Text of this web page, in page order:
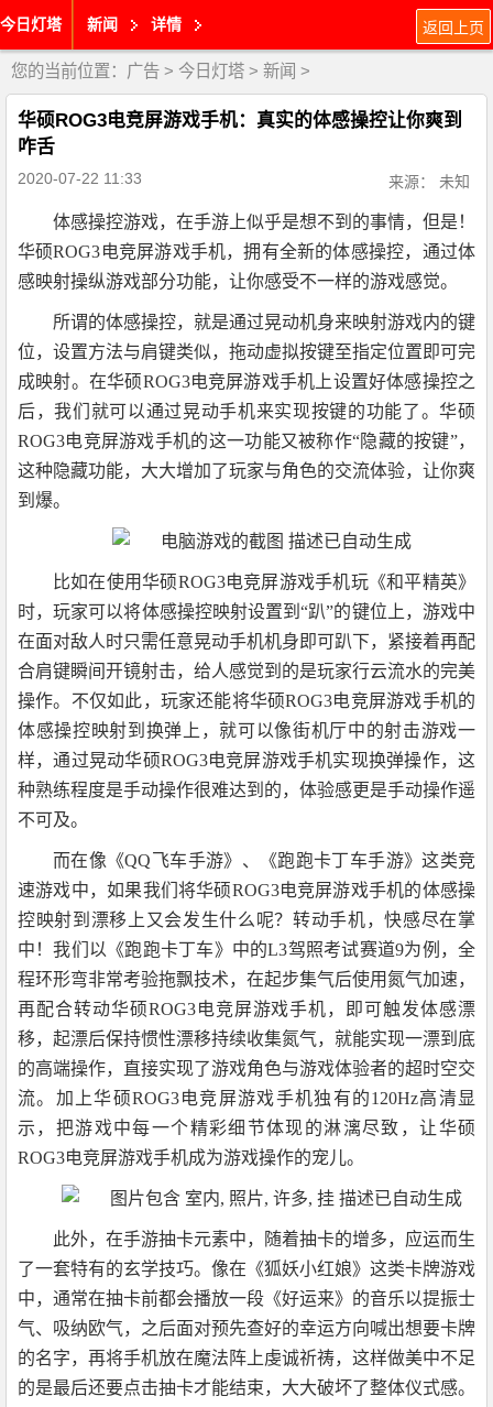
今日灯塔 新闻 详情 返回上页
您的当前位置： 广告 > 今日灯塔 > 新闻 >
华硕ROG3电竞屏游戏手机：真实的体感操控让你爽到
咋舌
2020-07-22 11:33 来源： 未知
体感操控游戏，在手游上似乎是想不到的事情，但是！
华硕ROG3电竞屏游戏手机，拥有全新的体感操控，通过体
感映射操纵游戏部分功能，让你感受不一样的游戏感觉。
所谓的体感操控，就是通过晃动机身来映射游戏内的键
位，设置方法与肩键类似，拖动虚拟按键至指定位置即可完
成映射。在华硕ROG3电竞屏游戏手机上设置好体感操控之
后，我们就可以通过晃动手机来实现按键的功能了。华硕
ROG3电竞屏游戏手机的这一功能又被称作“隐藏的按键”，
这种隐藏功能，大大增加了玩家与角色的交流体验，让你爽
到爆。
比如在使用华硕ROG3电竞屏游戏手机玩《和平精英》
时，玩家可以将体感操控映射设置到“趴”的键位上，游戏中
在面对敌人时只需任意晃动手机机身即可趴下，紧接着再配
合肩键瞬间开镜射击，给人感觉到的是玩家行云流水的完美
操作。不仅如此，玩家还能将华硕ROG3电竞屏游戏手机的
体感操控映射到换弹上，就可以像街机厅中的射击游戏一
样，通过晃动华硕ROG3电竞屏游戏手机实现换弹操作，这
种熟练程度是手动操作很难达到的，体验感更是手动操作遥
不可及。
而在像《QQ飞车手游》、《跑跑卡丁车手游》这类竞
速游戏中，如果我们将华硕ROG3电竞屏游戏手机的体感操
控映射到漂移上又会发生什么呢？转动手机，快感尽在掌
中！我们以《跑跑卡丁车》中的L3驾照考试赛道9为例，全
程环形弯非常考验拖飘技术，在起步集气后使用氮气加速，
再配合转动华硕ROG3电竞屏游戏手机，即可触发体感漂
移，起漂后保持惯性漂移持续收集氮气，就能实现一漂到底
的高端操作，直接实现了游戏角色与游戏体验者的超时空交
流。加上华硕ROG3电竞屏游戏手机独有的120Hz高清显
示，把游戏中每一个精彩细节体现的淋漓尽致，让华硕
ROG3电竞屏游戏手机成为游戏操作的宠儿。
此外，在手游抽卡元素中，随着抽卡的增多，应运而生
了一套特有的玄学技巧。像在《狐妖小红娘》这类卡牌游戏
中，通常在抽卡前都会播放一段《好运来》的音乐以提振士
气、吸纳欧气，之后面对预先查好的幸运方向喊出想要卡牌
的名字，再将手机放在魔法阵上虔诚祈祷，这样做美中不足
的是最后还要点击抽卡才能结束，大大破坏了整体仪式感。